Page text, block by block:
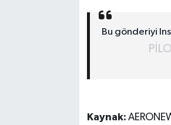
Bu gönderiyi
Kaynak: